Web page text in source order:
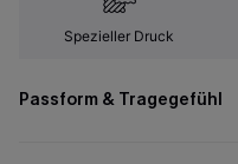
Spezieller Druck
Passform & Tragegefühl